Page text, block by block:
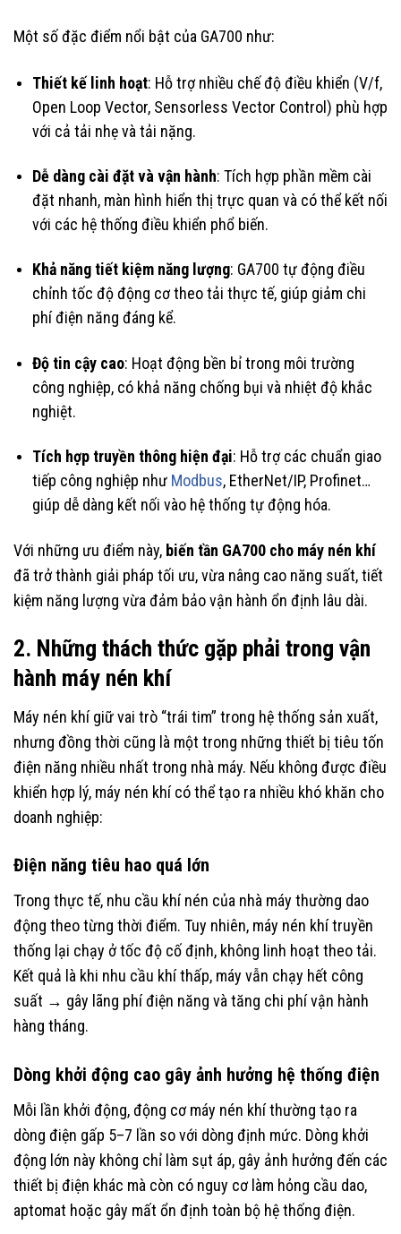
Một số đặc điểm nổi bật của GA700 như:
Thiết kế linh hoạt: Hỗ trợ nhiều chế độ điều khiển (V/f,
Open Loop Vector, Sensorless Vector Control) phù hợp
với cả tải nhẹ và tải nặng.
Dễ dàng cài đặt và vận hành: Tích hợp phần mềm cài
đặt nhanh, màn hình hiển thị trực quan và có thể kết nối
với các hệ thống điều khiển phổ biến.
Khả năng tiết kiệm năng lượng: GA700 tự động điều
chỉnh tốc độ động cơ theo tải thực tế, giúp giảm chi
phí điện năng đáng kể.
Độ tin cậy cao: Hoạt động bền bỉ trong môi trường
công nghiệp, có khả năng chống bụi và nhiệt độ khắc
nghiệt.
Tích hợp truyền thông hiện đại: Hỗ trợ các chuẩn giao
tiếp công nghiệp như Modbus, EtherNet/IP, Profinet…
giúp dễ dàng kết nối vào hệ thống tự động hóa.
Với những ưu điểm này, biến tần GA700 cho máy nén khí
đã trở thành giải pháp tối ưu, vừa nâng cao năng suất, tiết
kiệm năng lượng vừa đảm bảo vận hành ổn định lâu dài.
2. Những thách thức gặp phải trong vận
hành máy nén khí
Máy nén khí giữ vai trò “trái tim” trong hệ thống sản xuất,
nhưng đồng thời cũng là một trong những thiết bị tiêu tốn
điện năng nhiều nhất trong nhà máy. Nếu không được điều
khiển hợp lý, máy nén khí có thể tạo ra nhiều khó khăn cho
doanh nghiệp:
Điện năng tiêu hao quá lớn
Trong thực tế, nhu cầu khí nén của nhà máy thường dao
động theo từng thời điểm. Tuy nhiên, máy nén khí truyền
thống lại chạy ở tốc độ cố định, không linh hoạt theo tải.
Kết quả là khi nhu cầu khí thấp, máy vẫn chạy hết công
suất → gây lãng phí điện năng và tăng chi phí vận hành
hàng tháng.
Dòng khởi động cao gây ảnh hưởng hệ thống điện
Mỗi lần khởi động, động cơ máy nén khí thường tạo ra
dòng điện gấp 5–7 lần so với dòng định mức. Dòng khởi
động lớn này không chỉ làm sụt áp, gây ảnh hưởng đến các
thiết bị điện khác mà còn có nguy cơ làm hỏng cầu dao,
aptomat hoặc gây mất ổn định toàn bộ hệ thống điện.